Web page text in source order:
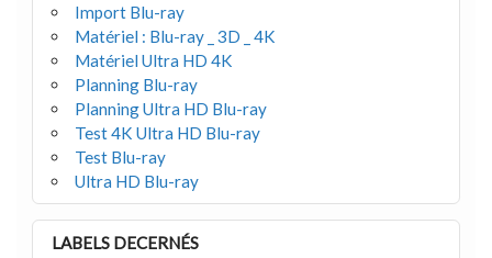
Import Blu-ray
Matériel : Blu-ray _ 3D _ 4K
Matériel Ultra HD 4K
Planning Blu-ray
Planning Ultra HD Blu-ray
Test 4K Ultra HD Blu-ray
Test Blu-ray
Ultra HD Blu-ray
LABELS DECERNÉS